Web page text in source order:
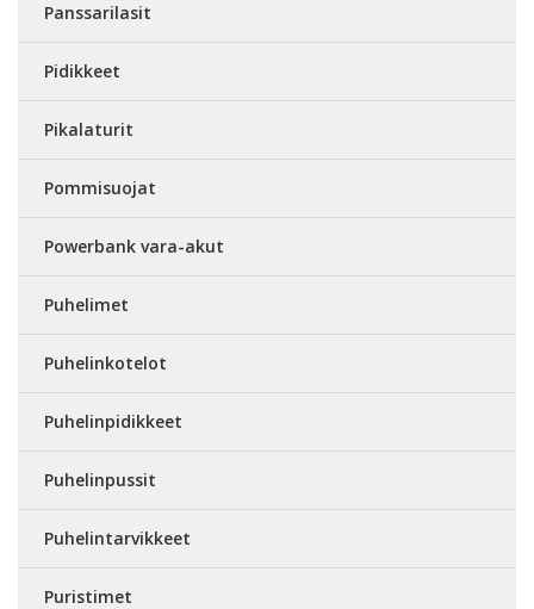
Panssarilasit
Pidikkeet
Pikalaturit
Pommisuojat
Powerbank vara-akut
Puhelimet
Puhelinkotelot
Puhelinpidikkeet
Puhelinpussit
Puhelintarvikkeet
Puristimet